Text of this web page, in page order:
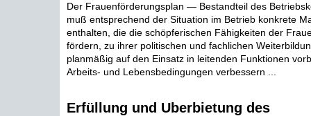
Der Frauenförderungsplan — Bestandteil des
muß entsprechend der Situation im Betrieb konkrete
enthalten, die die schöpferischen Fähigkeiten der
fördern, zu ihrer politischen und fachlichen
planmäßig auf den Einsatz in leitenden Funktionen
Arbeits- und Lebensbedingungen verbessern ...
Erfüllung und Uberbietung des